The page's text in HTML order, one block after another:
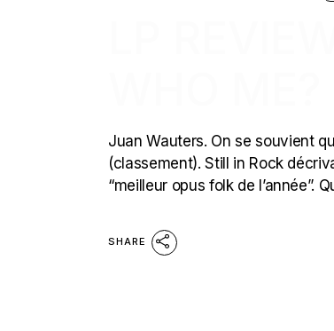
Juan Wauters. On se souvient
(classement). Still in Rock
“meilleur opus folk de l’année”.
SHARE